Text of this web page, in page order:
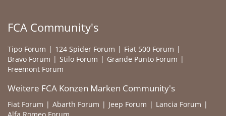
FCA Community's
Tipo Forum 124 Spider Forum
Fiat 500 Forum
Bravo Forum
Stilo Forum
Grande Punto Forum
Freemont Forum
Weitere FCA Konzen Marken Community's
Fiat Forum Abarth Forum Jeep Forum
Lancia Forum